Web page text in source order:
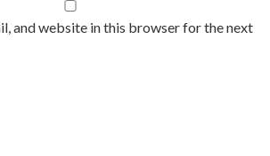
and website in this browser for the next